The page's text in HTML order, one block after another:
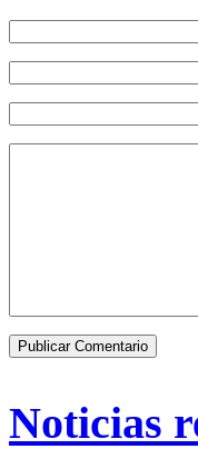
Noticias